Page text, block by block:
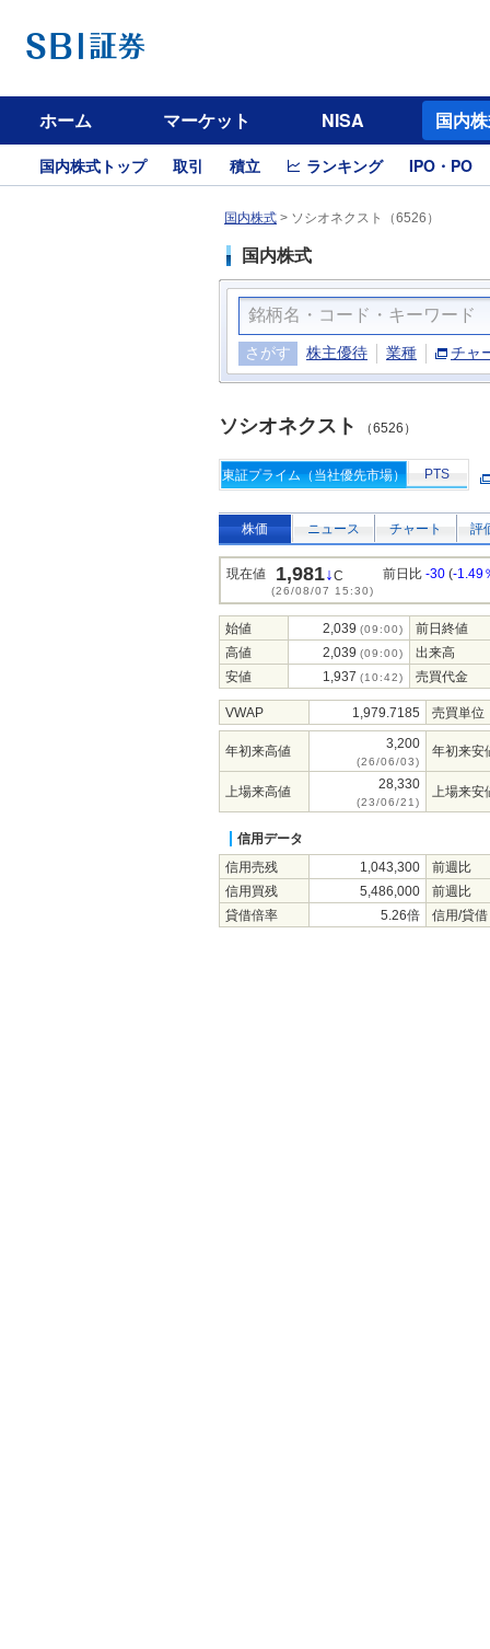
ホーム マーケット NISA 国内
国内株式トップ 取引 積立 ランキング IPO・PO
国内株式 > ソシオネクスト（6526）
国内株式
さがす 株主優待 業種 チャ
ソシオネクスト （6526）
東証プライム（当社優先市場） PTS
株価 ニュース チャート 評
現在値 1,981↓C
(26/08/07 15:30)
前日比 -30 (-1.49
始値 2,039 (09:00)
前日終値
高値
2,039 (09:00)
出来高
安値
1,937 (10:42) 売買代金
VWAP 1,979.7185 売買単位
年初来高値 3,200
(26/06/03)
年初来安
上場来高値 28,330
(23/06/21)
上場来安
信用データ
信用売残
1,043,300
前週比
信用買残
5,486,000
前週比
貸借倍率
5.26倍 信用/貸借